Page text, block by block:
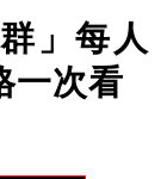
」每人
一次看